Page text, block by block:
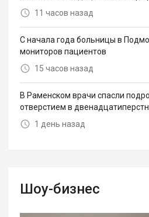
11 часов назад
С начала года больницы в
мониторов пациентов
15 часов назад
В Раменском врачи спасли
отверстием в
1 день назад
Шоу-бизнес